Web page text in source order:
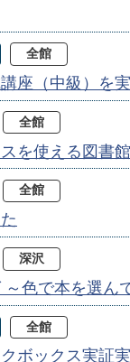
全館
座（中級）を実
全館
を使える図書
全館
深沢
色で本を選ん
全館
ボックス実証